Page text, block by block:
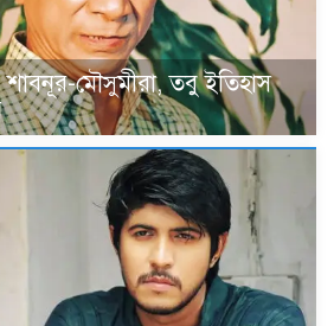
শাবনূর-মৌসুমীরা, তবু ইতিহাস